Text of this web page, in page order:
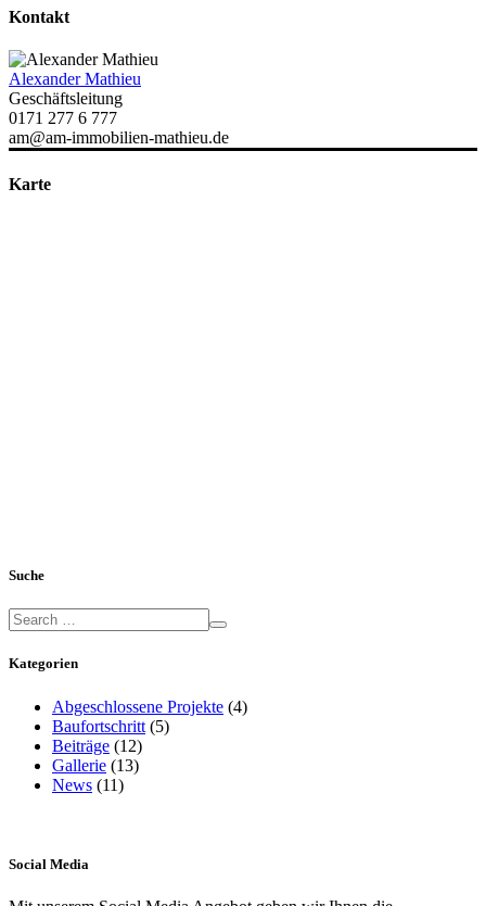
Kontakt
Alexander Mathieu
Geschäftsleitung
0171 277 6 777
am@am-immobilien-mathieu.de
Karte
Suche
Kategorien
Abgeschlossene Projekte (4)
Baufortschritt (5)
Beiträge (12)
Gallerie (13)
News (11)
Social Media